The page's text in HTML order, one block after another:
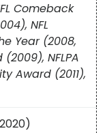
Comeback
NFL
Year (2008,
NFLPA
Award (2011),